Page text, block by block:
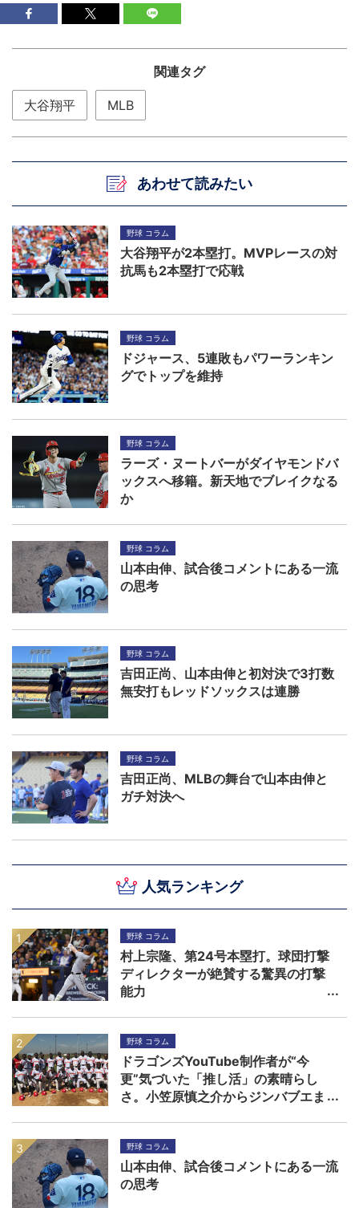
人気ランキング
野球 コラム
村上宗隆、第24号本塁打。球団打撃
ディレクターが絶賛する驚異の打撃
能力
野球 コラム
ドラゴンズYouTube制作者が“今
更”気づいた「推し活」の素晴らし
さ。小笠原慎之介からジンバブエま
野球 コラム
山本由伸、試合後コメントにある一流
の思考
関連タグ
大谷翔平 MLB
あわせて読みたい
野球 コラム
大谷翔平が2本塁打。MVPレースの対
抗馬も2本塁打で応戦
野球 コラム
ドジャース、5連敗もパワーランキン
グでトップを維持
野球 コラム
ラーズ・ヌートバーがダイヤモンドバ
ックスへ移籍。新天地でブレイクなる
か
野球 コラム
山本由伸、試合後コメントにある一流
の思考
野球 コラム
吉田正尚、山本由伸と初対決で3打数
無安打もレッドソックスは連勝
野球 コラム
吉田正尚、MLBの舞台で山本由伸と
ガチ対決へ